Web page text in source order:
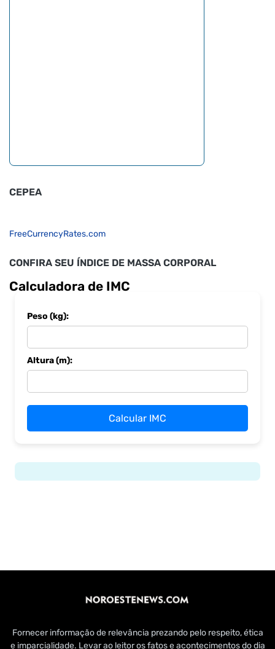
CEPEA
FreeCurrencyRates.com
CONFIRA SEU ÍNDICE DE MASSA CORPORAL
Calculadora de IMC
Peso (kg):
Altura (m):
Calcular IMC
Fornecer informação de relevância prezando pelo respeito, ética
e imparcialidade. Levar ao leitor os fatos e acontecimentos do dia